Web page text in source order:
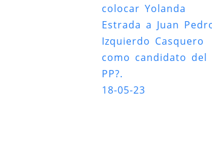
colocar Yolanda
Estrada a Juan
Izquierdo Casquero
como candidato del
PP?.
18-05-23